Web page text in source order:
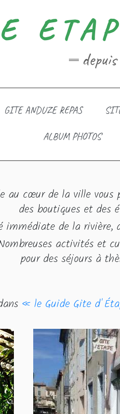
GITE ANDUZE REPAS
ALBUM PHOTOS
au cœur de la ville
des boutiques et des
immédiate de la rivière,
activités et
pour des séjours à
« le Guide Gite